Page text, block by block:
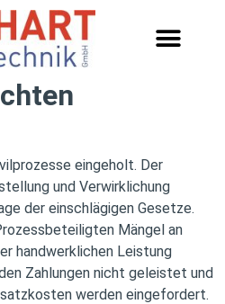
eingeholt. Der
und Verwirklichung
der einschlägigen Gesetze.
Mängel an
handwerklichen Leistung
Zahlungen nicht geleistet und
werden eingefordert.